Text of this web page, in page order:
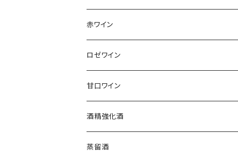
アンリ・ビリオ・フィス
エティエンヌ・ルフェーヴル
クリスチャン・ゴセ
クロード・カザル
ジェローム・ルフェーヴル
フランス
アルザス
ブルゴーニュ
ドイツ
オーストラリア
ニュージーランド
南アフリカ
赤ワイン
フランス
アルザス
シュッド・ウエスト
スロヴァキア
オーストラリア
ニュージーランド
ロゼワイン
甘口ワイン
フランス
ソーテルヌ
酒精強化酒
蒸留酒